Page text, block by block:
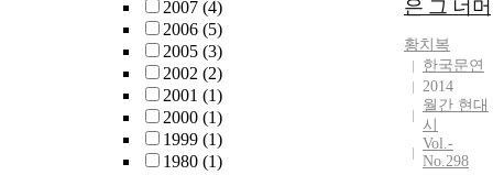
2007 (4)
2006 (5)
2005 (3)
2002 (2)
2001 (1)
2000 (1)
1999 (1)
1980 (1)
은 그 너머
황치복
한국문연
2014
월간 현대
시
Vol.-
No.298